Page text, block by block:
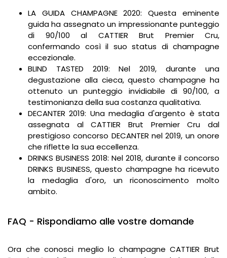
LA GUIDA CHAMPAGNE 2020: Questa eminente
guida ha assegnato un impressionante punteggio
di 90/100 al CATTIER Brut Premier Cru,
confermando così il suo status di champagne
eccezionale.
BLIND TASTED 2019: Nel 2019, durante una
degustazione alla cieca, questo champagne ha
ottenuto un punteggio invidiabile di 90/100, a
testimonianza della sua costanza qualitativa.
DECANTER 2019: Una medaglia d'argento è stata
assegnata al CATTIER Brut Premier Cru dal
prestigioso concorso DECANTER nel 2019, un onore
che riflette la sua eccellenza.
DRINKS BUSINESS 2018: Nel 2018, durante il concorso
DRINKS BUSINESS, questo champagne ha ricevuto
la medaglia d'oro, un riconoscimento molto
ambito.
FAQ - Rispondiamo alle vostre domande
Ora che conosci meglio lo champagne CATTIER Brut